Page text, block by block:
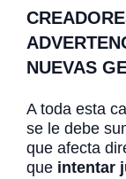
NUEVAS
A toda esta
se le debe
que afecta
que intentar